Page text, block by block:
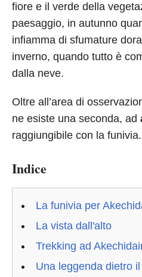
fiore e il verde della
paesaggio, in autunno
infiamma di sfumature
inverno, quando tutto è
dalla neve.
Oltre all’area di
ne esiste una seconda, ad
raggiungibile con la funivia.
Indice
La funivia per
La vista dall'alto
Trekking ad
Una leggenda dietro